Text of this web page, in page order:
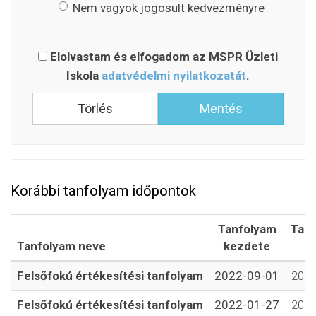
Nem vagyok jogosult kedvezményre
Elolvastam és elfogadom az MSPR Üzleti
Iskola adatvédelmi nyilatkozatát.
Korábbi tanfolyam időpontok
Tanfolyam neve
Tanfolyam
kezdete
Felsőfokú értékesítési tanfolyam 2022-09-01
Felsőfokú értékesítési tanfolyam 2022-01-27